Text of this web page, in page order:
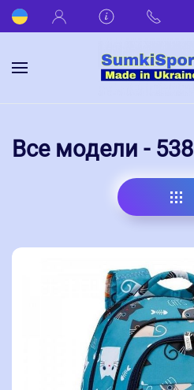
Все модели - 538